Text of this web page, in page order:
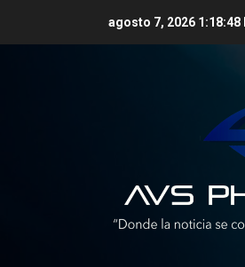
agosto 7, 2026 1:18:49